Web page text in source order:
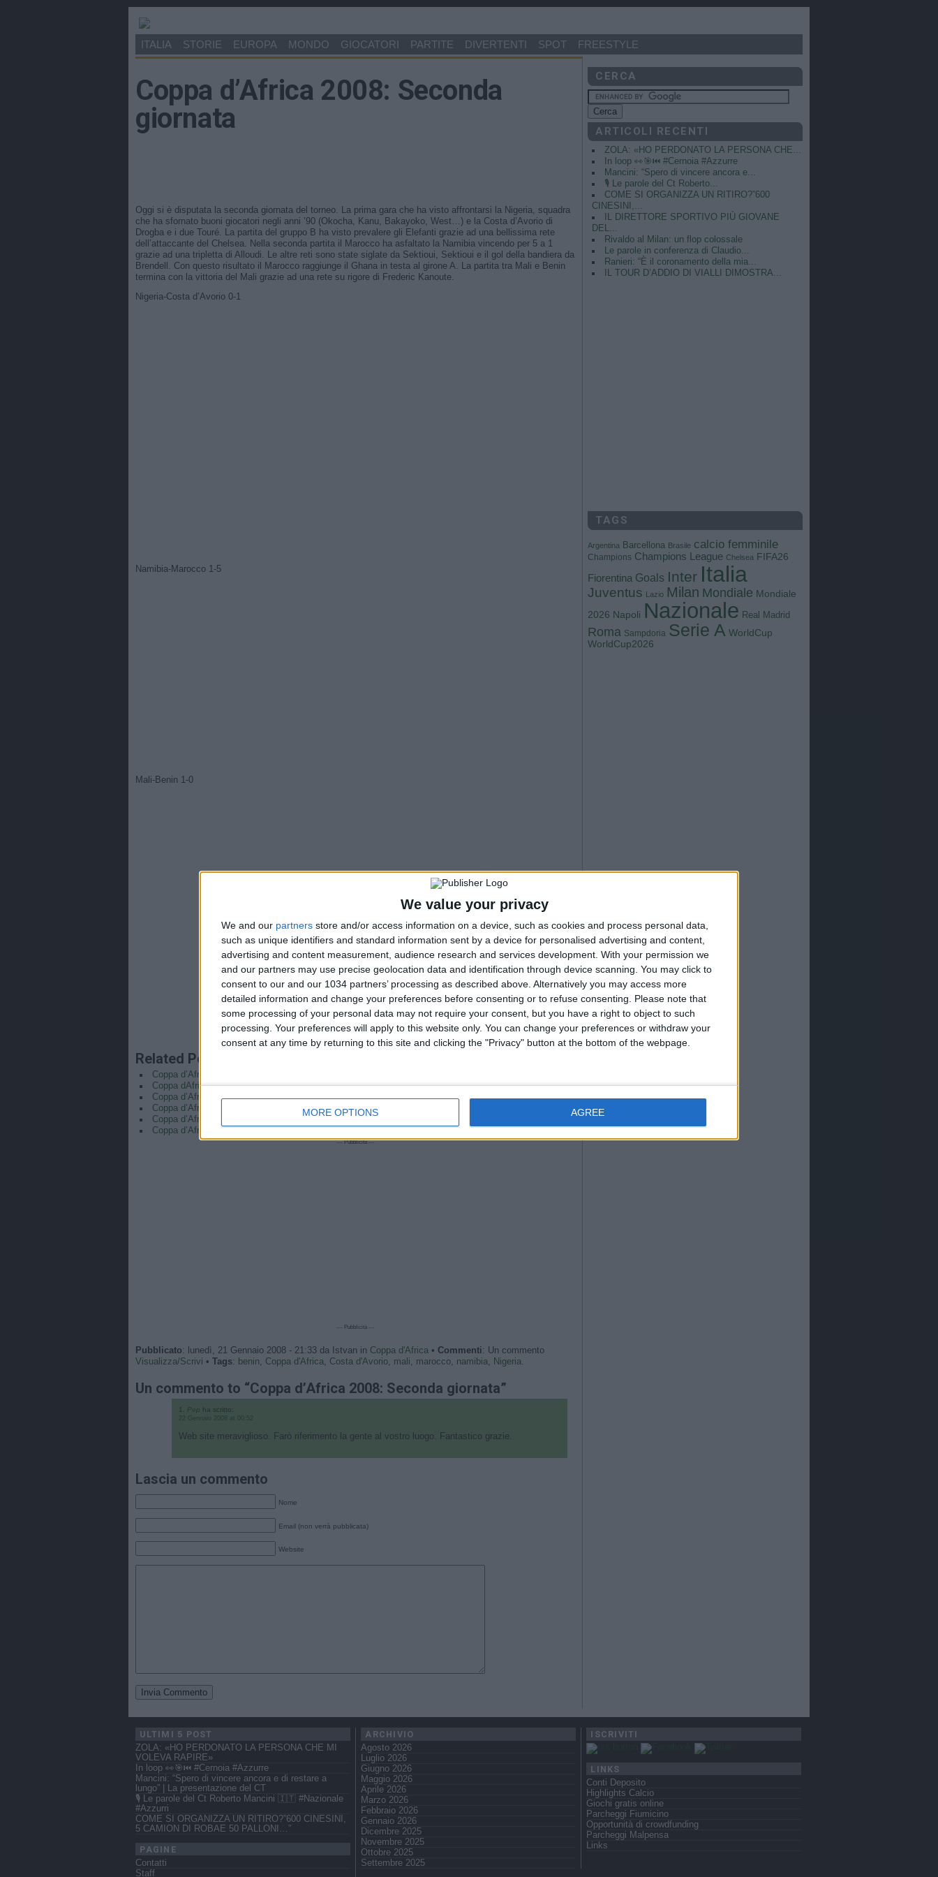
We value your privacy
We and our partners store and/or access information on a device, such as cookies and process personal data,
such as unique identifiers and standard information sent by a device for personalised advertising and content,
advertising and content measurement, audience research and services development. With your permission we
and our partners may use precise geolocation data and identification through device scanning. You may click to
consent to our and our 1034 partners’ processing as described above. Alternatively you may access more
detailed information and change your preferences before consenting or to refuse consenting.
Please note that
some processing of your personal data may not require your consent, but you have a right to object to such
processing. Your preferences will apply to this website only. You can change your preferences or withdraw your
consent at any time by returning to this site and clicking the "Privacy" button at the bottom of the webpage.
MORE OPTIONS AGREE
ITALIA STORIE EUROPA MONDO GIOCATORI PARTITE DIVERTENTI SPOT FREESTYLE
Coppa d’Africa 2008: Seconda
giornata
Oggi si è disputata la seconda giornata del torneo. La prima gara che ha visto affrontarsi la Nigeria, squadra
che ha sfornato buoni giocatori negli anni ’90 (Okocha, Kanu, Bakayoko, West…) e la Costa d’Avorio di
Drogba e i due Touré. La partita del gruppo B ha visto prevalere gli Elefanti grazie ad una bellissima rete
dell’attaccante del Chelsea. Nella seconda partita il Marocco ha asfaltato la Namibia vincendo per 5 a 1
grazie ad una tripletta di Alloudi. Le altre reti sono state siglate da Sektioui, Sektioui e il gol della bandiera da
Brendell. Con questo risultato il Marocco raggiunge il Ghana in testa al girone A. La partita tra Mali e Benin
termina con la vittoria del Mali grazie ad una rete su rigore di Frederic Kanoute.
Nigeria-Costa d’Avorio 0-1
Namibia-Marocco 1-5
Mali-Benin 1-0
Related Posts
Coppa d’Africa: Decima giornata
Coppa dAfrica 2008: Sesta giornata
Coppa d’Africa: Eto’o e Drogba tornano a casa
Coppa d’Africa: quarti di finale
Coppa d’Africa 2008: Nona giornata
Coppa d’Africa 2008: Quinta giornata
--- Pubblicità ---
--- Pubblicità ---
Pubblicato: lunedì, 21 Gennaio 2008 - 21:33 da Istvan in Coppa d'Africa • Commenti: Un commento
Visualizza/Scrivi • Tags: benin Coppa d'Africa Costa d'Avorio mali marocco namibia Nigeria
Un commento to “Coppa d’Africa 2008: Seconda giornata”
Pep ha scritto:
22 Gennaio 2008 at 00:52
Web site meraviglioso. Farò riferimento la gente al vostro luogo. Fantastico grazie.
Lascia un commento
Nome
Email (non verrà pubblicata)
Website
CERCA
ARTICOLI RECENTI
ZOLA: «HO PERDONATO LA PERSONA CHE...
In loop 👀🎯⏮️ #Cernoia #Azzurre
Mancini: “Spero di vincere ancora e...
🎙️ Le parole del Ct Roberto...
COME SI ORGANIZZA UN RITIRO?”600
CINESINI,...
IL DIRETTORE SPORTIVO PIÙ GIOVANE
DEL...
Rivaldo al Milan: un flop colossale
Le parole in conferenza di Claudio...
Ranieri: “È il coronamento della mia...
IL TOUR D’ADDIO DI VIALLI DIMOSTRA...
TAGS
Argentina Barcellona Brasile calcio femminile
Champions Champions League Chelsea FIFA26
Fiorentina Goals Inter Italia
Juventus Lazio Milan Mondiale Mondiale
2026 Napoli Nazionale Real Madrid
Roma Sampdoria Serie A WorldCup
WorldCup2026
ULTIMI 5 POST
ZOLA: «HO PERDONATO LA PERSONA CHE MI
VOLEVA RAPIRE»
In loop 👀🎯⏮️ #Cernoia #Azzurre
Mancini: “Spero di vincere ancora e di restare a
lungo” | La presentazione del CT
🎙️ Le parole del Ct Roberto Mancini 🇮🇹 #Nazionale
#Azzurri
COME SI ORGANIZZA UN RITIRO?”600 CINESINI,
5 CAMION DI ROBAE 50 PALLONI…”
PAGINE
Contatti
Staff
ARCHIVIO
Agosto 2026
Luglio 2026
Giugno 2026
Maggio 2026
Aprile 2026
Marzo 2026
Febbraio 2026
Gennaio 2026
Dicembre 2025
Novembre 2025
Ottobre 2025
Settembre 2025
ISCRIVITI
LINKS
Conti Deposito
Highlights Calcio
Giochi gratis online
Parcheggi Fiumicino
Opportunità di crowdfunding
Parcheggi Malpensa
Links